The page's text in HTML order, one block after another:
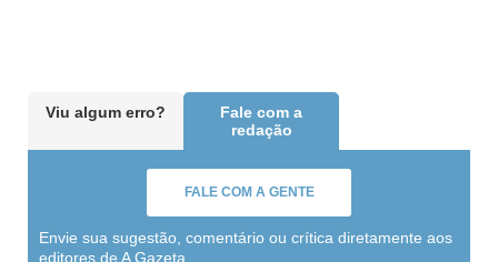
Viu algum erro?
Fale com a
redação
FALE COM A GENTE
Envie sua sugestão, comentário ou crítica diretamente aos
editores de A Gazeta